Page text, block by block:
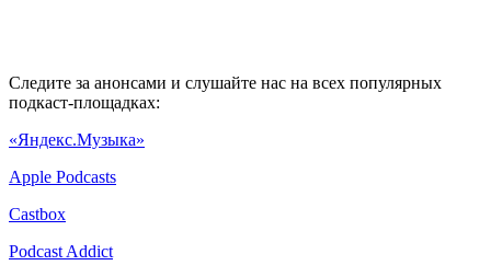
Следите за анонсами и слушайте нас на всех популярных
подкаст-площадках:
«Яндекс.Музыка»
Apple Podcasts
Castbox
Podcast Addict